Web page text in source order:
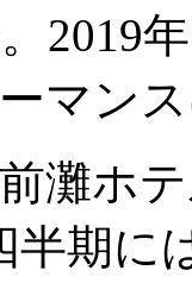
2019
マン
灘ホ
半期に